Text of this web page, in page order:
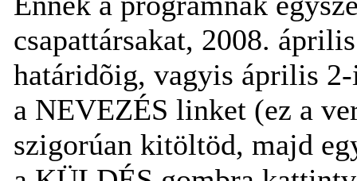
csapattársakat, 2008.
határidõig, vagyis április
a NEVEZÉS linket (ez a
szigorúan kitöltöd, majd